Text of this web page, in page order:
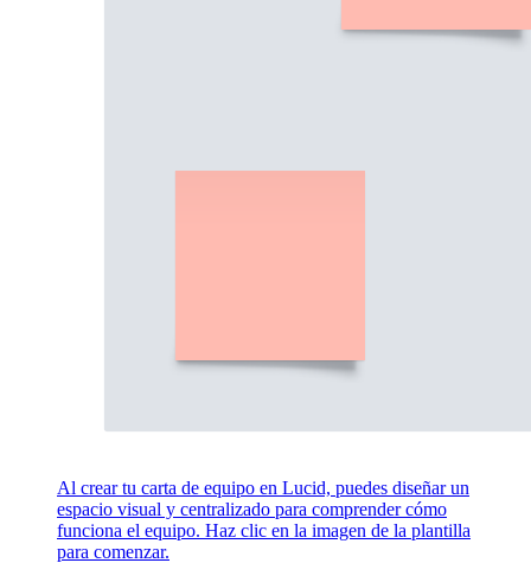
Al crear tu carta de equipo en Lucid, puedes diseñar un
espacio visual y centralizado para comprender cómo
funciona el equipo. Haz clic en la imagen de la plantilla
para comenzar.